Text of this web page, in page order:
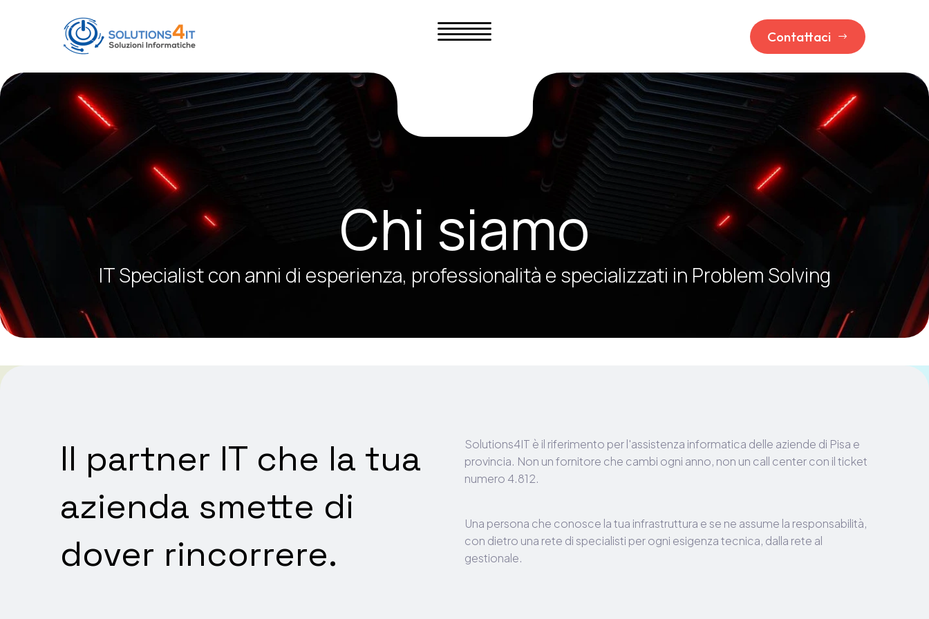
Contattaci $
Chi siamo
IT Specialist con anni di esperienza, professionalità e specializzati in Problem Solving
Il partner IT che la tua
azienda smette di
dover rincorrere.
Solutions4IT è il riferimento perl'assistenza informatica delle aziende di Pisa e
provincia. Non unfornitore che cambi ogni anno, non un call centercon ilticket
numero 4.812.
Una persona che conosce latua infrastruttura e se ne assume la responsabilità,
con dietro una rete di specialisti perogni esigenzatecnica, dalla rete al
gestionale.